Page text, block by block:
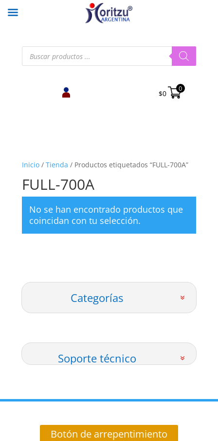
Búsqueda
productos
$0
0
Inicio/ Tienda / Productos etiquetados “FULL-700A”
FULL-700A
No se han encontrado productos que
coincidan con tu selección.
Categorías
Soporte técnico
Botón de arrepentimiento